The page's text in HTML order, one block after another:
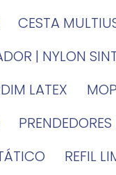
CESTA
| NYLON
LATEX
REFIL